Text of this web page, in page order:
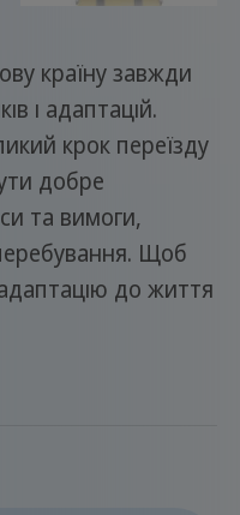
країну завжди
і адаптацій.
крок переїзду
добре
та вимоги,
Щоб
до життя